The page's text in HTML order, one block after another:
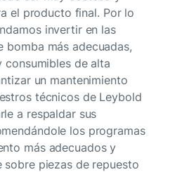
el producto final. Por lo
invertir en las
bomba más adecuadas,
consumibles de alta
un mantenimiento
técnicos de Leybold
a respaldar sus
los programas
más adecuados y
sobre piezas de repuesto